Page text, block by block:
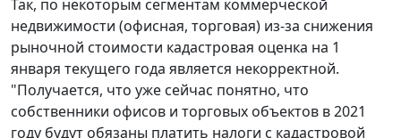
Так, по некоторым сегментам коммерческой
недвижимости (офисная, торговая) из-за снижения
рыночной стоимости кадастровая оценка на 1
января текущего года является некорректной.
"Получается, что уже сейчас понятно, что
собственники офисов и торговых объектов в 2021
году будут обязаны платить налоги с кадастровой